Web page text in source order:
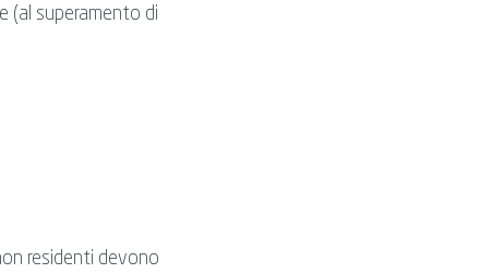
(al superamento di
residenti devono